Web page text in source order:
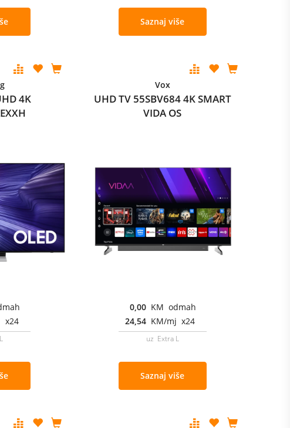
Saznaj više
4K
x24
Vox
UHD TV 55SBV684 4K SMART
VIDA OS
0,00 KM odmah
24,54 KM/mj x24
uz Extra L
Saznaj više